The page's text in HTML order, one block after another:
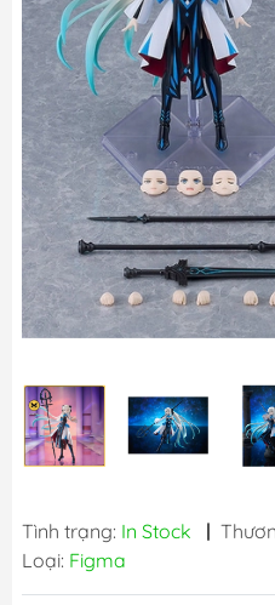
Tình trạng: In Stock |
Loại: Figma